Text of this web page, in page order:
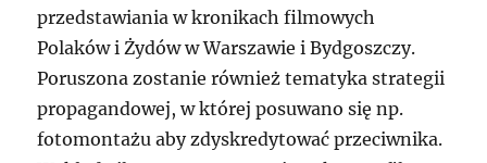
przedstawiania w kronikach filmowych
Polaków i Żydów w Warszawie i Bydgoszczy.
Poruszona zostanie również tematyka strategii
propagandowej, w której posuwano się np.
fotomontażu aby zdyskredytować przeciwnika.